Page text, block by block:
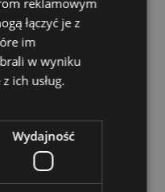
Dostępność:
189,00 zł
łączyć je z
im
w wyniku
ich usług.
Wydajność